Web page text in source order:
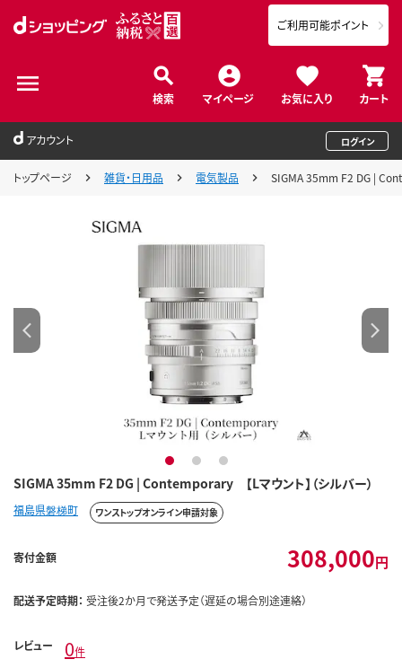
検索 マイページ お気に入り カート
ご利用可能ポイント
アカウント ログイン
トップページ 雑貨・日用品 電気製品 SIGMA 35mm F2 DG |
SIGMA 35mm F2 DG | Contemporary 【Lマウント】（シルバー）
1 2 3
福島県磐梯町 ワンストップオンライン申請対象
寄付金額 308,000円
配送予定時期： 受注後2か月で発送予定（遅延の場合別途連絡）
レビュー 0件